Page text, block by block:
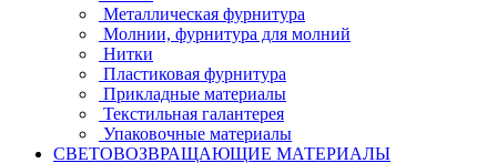
Металлическая фурнитура
Молнии, фурнитура для молний
Нитки
Пластиковая фурнитура
Прикладные материалы
Текстильная галантерея
Упаковочные материалы
СВЕТОВОЗВРАЩАЮЩИЕ МАТЕРИАЛЫ